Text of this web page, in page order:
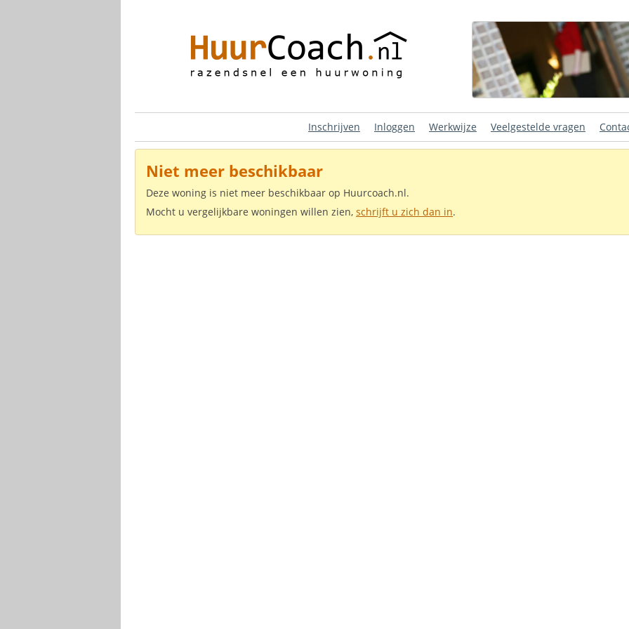
Inschrijven Inloggen Werkwijze Veelgestelde vragen
Niet meer beschikbaar
Deze woning is niet meer beschikbaar op Huurcoach.nl.
Mocht u vergelijkbare woningen willen zien, schrijft u zich dan in.